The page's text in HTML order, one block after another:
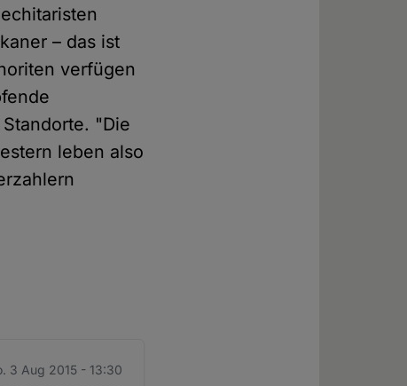
– das ist
verfügen
"Die
leben also
3 Aug 2015 - 13:30